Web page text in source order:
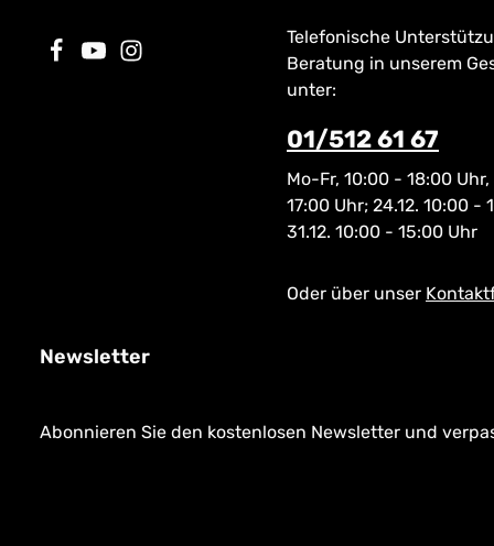
Telefonische
Beratung in unserem
unter:
01/512 61 67
Mo-Fr, 10:00 - 18:00
17:00 Uhr; 24.12. 10:00 -
31.12. 10:00 - 15:00 Uhr
Oder über unser
Newsletter
Abonnieren Sie den kostenlosen Newsletter und